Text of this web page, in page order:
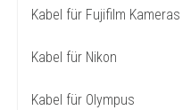
Kabel für Fujifilm Kameras
Kabel für Nikon
Kabel für Olympus